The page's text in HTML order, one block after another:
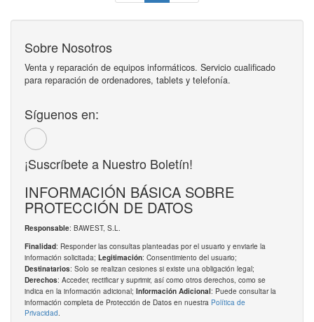
Sobre Nosotros
Venta y reparación de equipos informáticos. Servicio cualificado
para reparación de ordenadores, tablets y telefonía.
Síguenos en:
¡Suscríbete a Nuestro Boletín!
INFORMACIÓN BÁSICA SOBRE
PROTECCIÓN DE DATOS
Responsable: BAWEST, S.L.
Finalidad: Responder las consultas planteadas por el usuario y enviarle la
información solicitada; Legitimación: Consentimiento del usuario;
Destinatarios: Solo se realizan cesiones si existe una obligación legal;
Derechos: Acceder, rectificar y suprimir, así como otros derechos, como se
indica en la información adicional; Información Adicional: Puede consultar la
información completa de Protección de Datos en nuestra Política de
Privacidad.